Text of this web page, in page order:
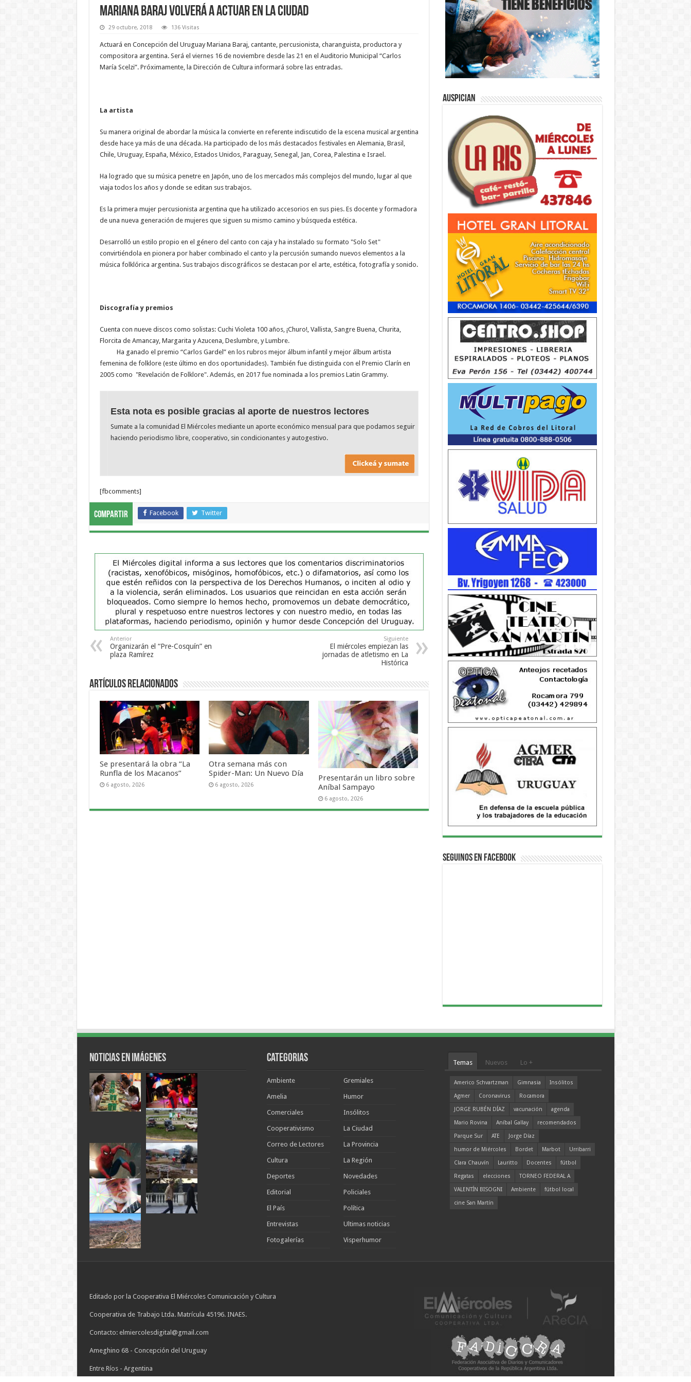
Mariana Baraj volverá a actuar en la ciudad
29 octubre, 2018 136 Visitas
Actuará en Concepción del Uruguay Mariana Baraj, cantante, percusionista, charanguista, productora y
compositora argentina. Será el viernes 16 de noviembre desde las 21 en el Auditorio Municipal “Carlos
María Scelzi”. Próximamente, la Dirección de Cultura informará sobre las entradas.
La artista
Su manera original de abordar la música la convierte en referente indiscutido de la escena musical argentina
desde hace ya más de una década. Ha participado de los más destacados festivales en Alemania, Brasil,
Chile, Uruguay, España, México, Estados Unidos, Paraguay, Senegal, Jan, Corea, Palestina e Israel.
Ha logrado que su música penetre en Japón, uno de los mercados más complejos del mundo, lugar al que
viaja todos los años y donde se editan sus trabajos.
Es la primera mujer percusionista argentina que ha utilizado accesorios en sus pies. Es docente y formadora
de una nueva generación de mujeres que siguen su mismo camino y búsqueda estética.
Desarrolló un estilo propio en el género del canto con caja y ha instalado su formato "Solo Set"
convirtiéndola en pionera por haber combinado el canto y la percusión sumando nuevos elementos a la
música folklórica argentina. Sus trabajos discográficos se destacan por el arte, estética, fotografía y sonido.
Discografía y premios
Cuenta con nueve discos como solistas: Cuchi Violeta 100 años, ¡Churo!, Vallista, Sangre Buena, Churita,
Florcita de Amancay, Margarita y Azucena, Deslumbre, y Lumbre.
Ha ganado el premio “Carlos Gardel” en los rubros mejor álbum infantil y mejor álbum artista
femenina de folklore (este último en dos oportunidades). También fue distinguida con el Premio Clarín en
2005 como "Revelación de Folklore". Además, en 2017 fue nominada a los premios Latin Grammy.
Esta nota es posible gracias al aporte de nuestros lectores
Sumate a la comunidad El Miércoles mediante un aporte económico mensual para que podamos seguir
haciendo periodismo libre, cooperativo, sin condicionantes y autogestivo.
[fbcomments]
Compartir Facebook Twitter
Anterior
Organizarán el “Pre-Cosquín” en
plaza Ramírez
Siguiente
El miércoles empiezan las
jornadas de atletismo en La
Histórica
Artículos Relacionados
Se presentará la obra “La
Runfla de los Macanos”
6 agosto, 2026
Otra semana más con
Spider-Man: Un Nuevo Día
6 agosto, 2026
Presentarán un libro sobre
Aníbal Sampayo
6 agosto, 2026
Auspician
Seguinos en Facebook
Noticias en Imágenes Categorias
Ambiente
Amelia
Comerciales
Cooperativismo
Correo de Lectores
Cultura
Deportes
Editorial
El País
Entrevistas
Fotogalerías
Gremiales
Humor
Insólitos
La Ciudad
La Provincia
La Región
Novedades
Policiales
Política
Ultimas noticias
Visperhumor
Temas Nuevos Lo +
Americo Schvartzman Gimnasia
Insólitos
Agmer
Coronavirus
Rocamora
JORGE RUBÉN DÍAZ
vacunación
agenda
Mario Rovina
Aníbal Gallay
recomendados
Parque Sur
ATE
Jorge Díaz
humor de Miércoles
Bordet Marbot
Urribarri
Clara Chauvín
Lauritto Docentes
fútbol
Regatas
elecciones
TORNEO FEDERAL A
VALENTÍN BISOGNI
Ambiente
fútbol local
cine San Martín
Editado por la Cooperativa El Miércoles Comunicación y Cultura
Cooperativa de Trabajo Ltda. Matrícula 45196. INAES.
Contacto: elmiercolesdigital@gmail.com
Ameghino 68 - Concepción del Uruguay
Entre Ríos - Argentina